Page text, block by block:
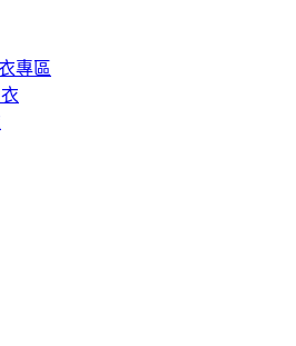
專區